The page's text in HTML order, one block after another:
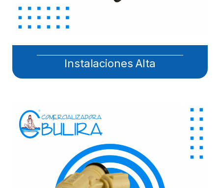
Instalaciones Alta